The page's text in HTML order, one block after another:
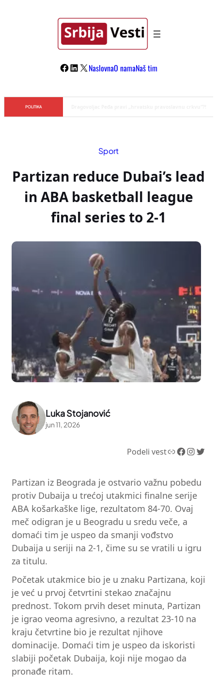
Facebook
LinkedIn
X NaslovnaO namaNaš tim
POLITIKA
Sport
Partizan reduce Dubai’s lead
in ABA basketball league
final series to 2-1
Luka Stojanović
jun 11, 2026
Podeli vestLink Facebook InstagramTwitter
Partizan iz Beograda je ostvario važnu pobedu
protiv Dubaija u trećoj utakmici finalne serije
ABA košarkaške lige, rezultatom 84-70. Ovaj
meč odigran je u Beogradu u sredu veče, a
domaći tim je uspeo da smanji vođstvo
Dubaija u seriji na 2-1, čime su se vratili u igru
za titulu.
Početak utakmice bio je u znaku Partizana, koji
je već u prvoj četvrtini stekao značajnu
prednost. Tokom prvih deset minuta, Partizan
je igrao veoma agresivno, a rezultat 23-10 na
kraju četvrtine bio je rezultat njihove
dominacije. Domaći tim je uspeo da iskoristi
slabiji početak Dubaija, koji nije mogao da
pronađe ritam.